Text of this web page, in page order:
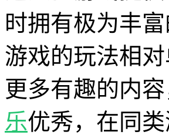
时拥有极为丰
游戏的玩法相
更多有趣的内
乐优秀，在同